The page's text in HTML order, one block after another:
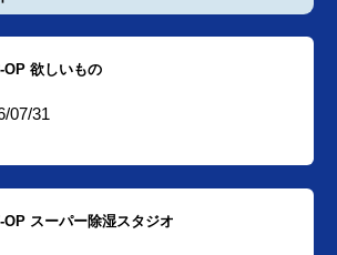
OP 欲しいもの
07/31
OP スーパー除湿スタジオ